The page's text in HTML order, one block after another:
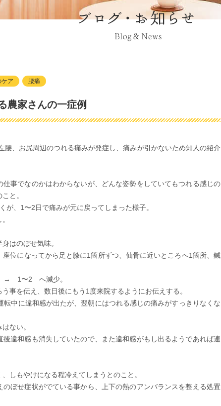
ケア 腰痛
農家さんの一症例
腰、お尻周辺のつれる痛みが発症し、痛みが引かないため知人の紹介
仕事でなのかはわからないが、どんな姿勢をしていてもつれる感じの
と。
が、1〜2日で痛みが元に戻ってしまった様子。
はのぼせ気味。
位になってから足と膝に1箇所ずつ、仙骨に近いところへ1箇所、鍼
→ 1〜2 へ減少。
事を伝え、数日後にもう1度来院するようにお伝えする。
転中に違和感が出たが、翌朝にはつれる感じの痛みがすっきりなくな
ない。
違和感も消失していたので、また違和感がもし出るようであれば連
しもやけになる程冷えてしまうとのこと。
のぼせ症状がでている事から、上下の熱のアンバランスを整える処置